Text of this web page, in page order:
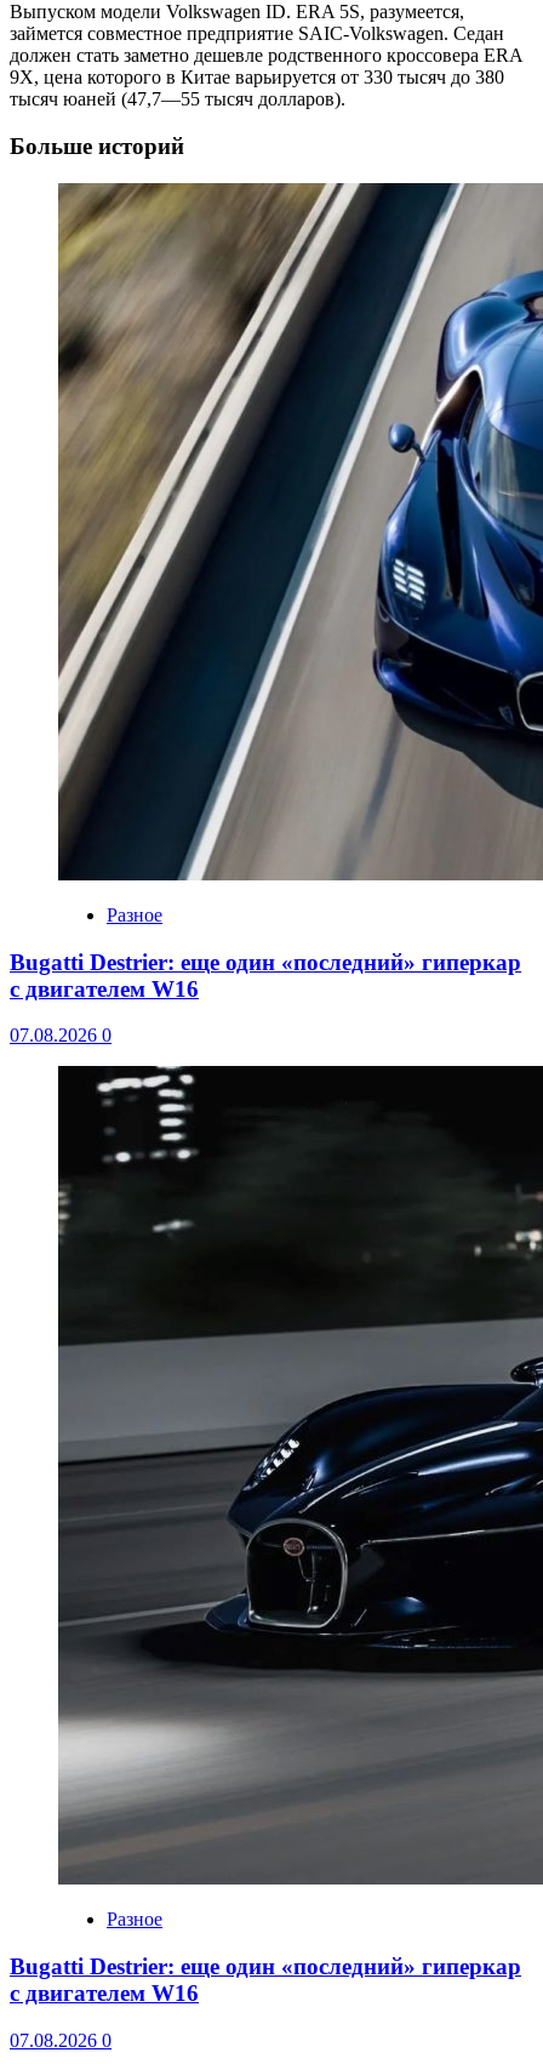
Выпуском модели Volkswagen ID. ERA 5S, разумеется,
займется совместное предприятие SAIC-Volkswagen. Седан
должен стать заметно дешевле родственного кроссовера ERA
9X, цена которого в Китае варьируется от 330 тысяч до 380
тысяч юаней (47,7—55 тысяч долларов).
Больше историй
Разное
Bugatti Destrier: еще один «последний» гиперкар
с двигателем W16
07.08.2026 0
Разное
Bugatti Destrier: еще один «последний» гиперкар
с двигателем W16
07.08.2026 0